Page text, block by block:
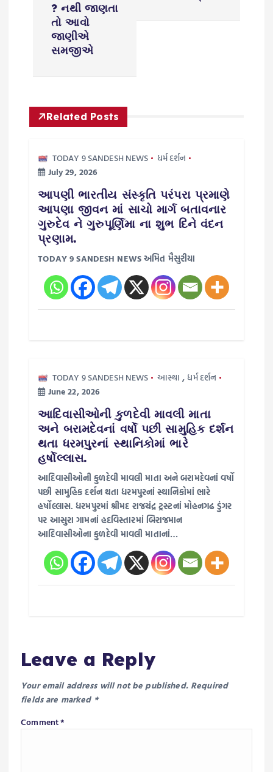
? નથી જાણતા
તો આવો
જાણીએ
સમજીએ
Related Posts
TODAY 9 SANDESH NEWS
ધર્મ દર્શન
July 29, 2026
આપણી ભારતીય સંસ્કૃતિ પરંપરા પ્રમાણે
આપણા જીવન માં સાચો માર્ગ બતાવનાર
ગુરુદેવ ને ગુરુપૂર્ણિમા ના શુભ દિને વંદન
પ્રણામ.
TODAY 9 SANDESH NEWS અમિત મૈસુરીયા
TODAY 9 SANDESH NEWS આસ્થા , ધર્મ દર્શન
June 22, 2026
આદિવાસીઓની કુળદેવી માવલી માતા
અને બરામદેવનાં વર્ષો પછી સામુહિક દર્શન
થતા ધરમપુરનાં સ્થાનિકોમાં ભારે
હર્ષોલ્લાસ.
આદિવાસીઓની કુળદેવી માવલી માતા અને બરામદેવનાં વર્ષો
પછી સામુહિક દર્શન થતા ધરમપુરનાં સ્થાનિકોમાં ભારે
હર્ષોલ્લાસ. ધરમપુરમાં શ્રીમદ રાજચંદ્ર ટ્રસ્ટનાં મોહનગઢ ડુંગર
પર આસુરા ગામનાં હદવિસ્તારમાં બિરાજમાન
આદિવાસીઓના કુળદેવી માવલી માતાનાં…
Leave a Reply
Your email address will not be published. Required
fields are marked *
Comment*